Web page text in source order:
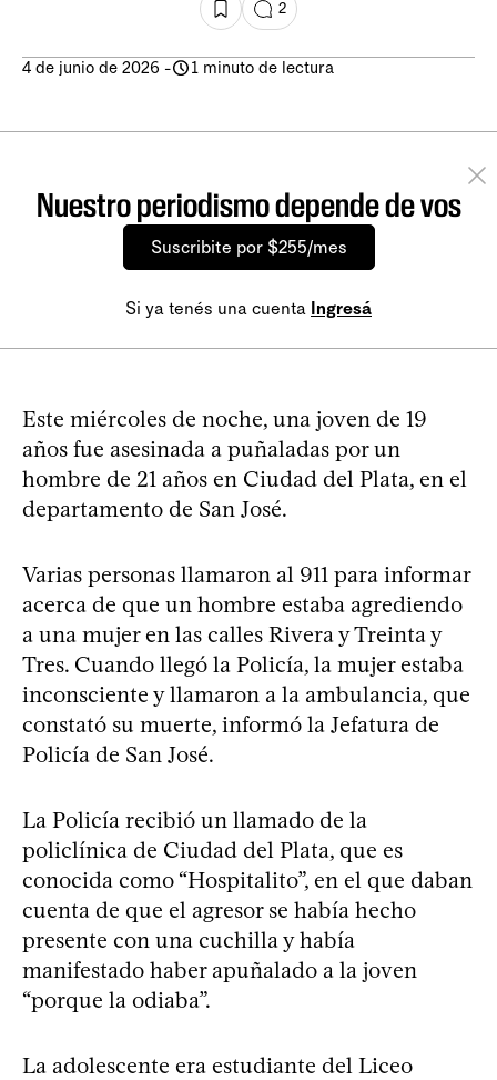
2
4 de junio de 2026 - 1 minuto de lectura
Nuestro periodismo depende de vos
Suscribite por $255/mes
Si ya tenés una cuenta Ingresá
Este miércoles de noche, una joven de 19
años fue asesinada a puñaladas por un
hombre de 21 años en Ciudad del Plata, en el
departamento de San José.
Varias personas llamaron al 911 para informar
acerca de que un hombre estaba agrediendo
a una mujer en las calles Rivera y Treinta y
Tres. Cuando llegó la Policía, la mujer estaba
inconsciente y llamaron a la ambulancia, que
constató su muerte, informó la Jefatura de
Policía de San José.
La Policía recibió un llamado de la
policlínica de Ciudad del Plata, que es
conocida como “Hospitalito”, en el que daban
cuenta de que el agresor se había hecho
presente con una cuchilla y había
manifestado haber apuñalado a la joven
“porque la odiaba”.
La adolescente era estudiante del Liceo